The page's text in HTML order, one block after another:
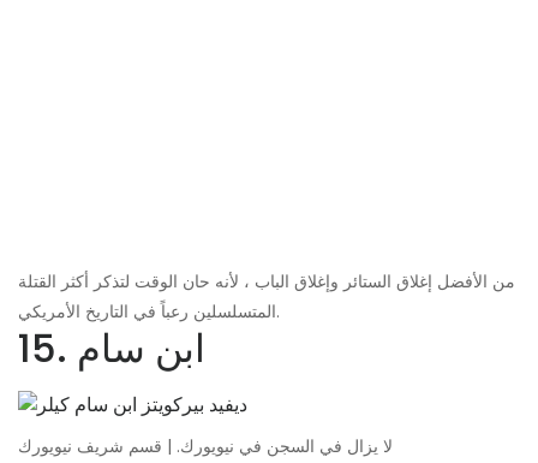
من الأفضل إغلاق الستائر وإغلاق الباب ، لأنه حان الوقت لتذكر أكثر القتلة
المتسلسلين رعباً في التاريخ الأمريكي.
15. ابن سام
لا يزال في السجن في نيويورك. | قسم شريف نيويورك